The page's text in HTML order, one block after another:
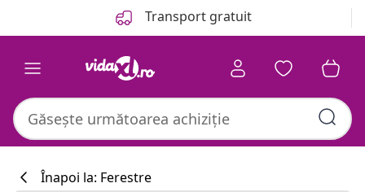
Transport gratuit
Înapoi la: Ferestre